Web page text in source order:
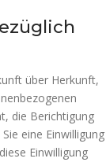
über Herkunft,
die Berichtigung
eine Einwilligung
Einwilligung